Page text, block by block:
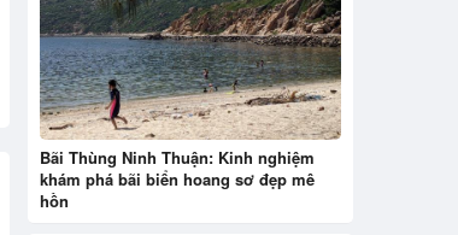
Bãi Thùng Ninh Thuận: Kinh nghiệm
khám phá bãi biển hoang sơ đẹp mê
hồn